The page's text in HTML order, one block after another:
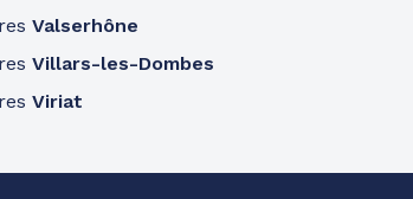
Valserhône
Villars-les-Dombes
Viriat